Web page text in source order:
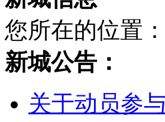
您所在的位置：
新城公告：
关于动员参